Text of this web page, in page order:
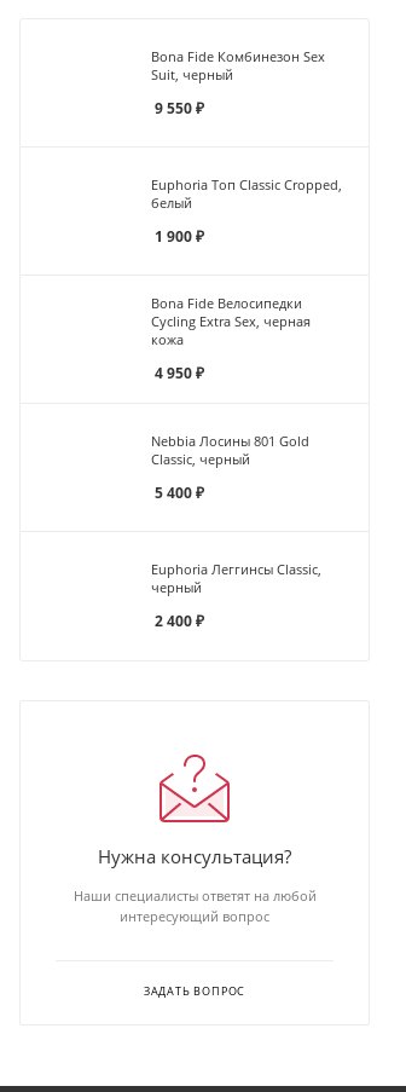
Bona Fide Комбинезон Sex
Suit, черный
9 550₽
Euphoria Топ Classic Cropped,
белый
1 900₽
Bona Fide Велосипедки
Cycling Extra Sex, черная
кожа
4 950₽
Nebbia Лосины 801 Gold
Classic, черный
5 400₽
Euphoria Леггинсы Classic,
черный
2 400₽
Нужна консультация?
Наши специалисты ответят на любой
интересующий вопрос
ЗАДАТЬ ВОПРОС